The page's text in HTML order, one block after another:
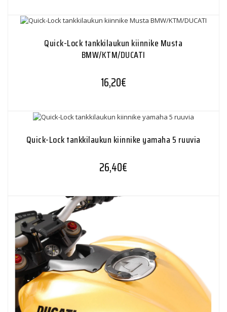
Quick-Lock tankkilaukun kiinnike Musta
BMW/KTM/DUCATI
16,20€
Quick-Lock tankkilaukun kiinnike yamaha 5 ruuvia
26,40€